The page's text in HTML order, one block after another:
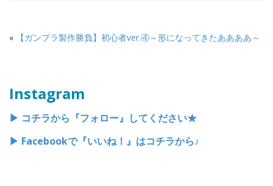
« 【ガンプラ製作勝負】初心者ver.④～形になってきたああああ～
Instagram
▶︎ コチラから『フォロー』してください★
▶︎ Facebookで『いいね！』はコチラから♪